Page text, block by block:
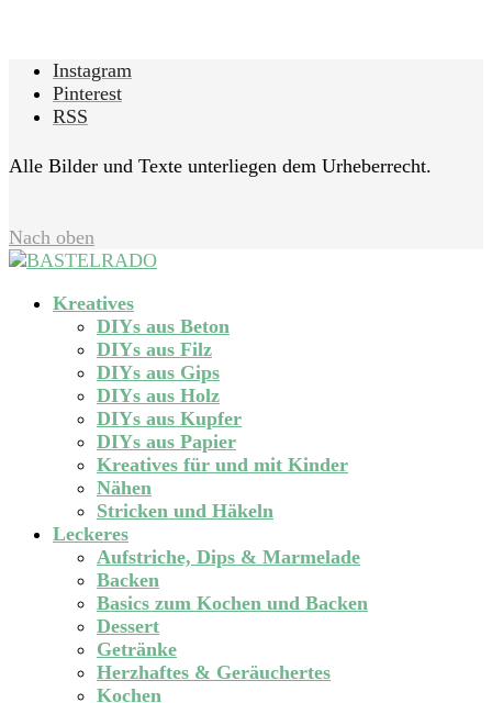
Instagram
Pinterest
RSS
Alle Bilder und Texte unterliegen dem Urheberrecht.
Nach oben
Kreatives
DIYs aus Beton
DIYs aus Filz
DIYs aus Gips
DIYs aus Holz
DIYs aus Kupfer
DIYs aus Papier
Kreatives für und mit Kinder
Nähen
Stricken und Häkeln
Leckeres
Aufstriche, Dips & Marmelade
Backen
Basics zum Kochen und Backen
Dessert
Getränke
Herzhaftes & Geräuchertes
Kochen